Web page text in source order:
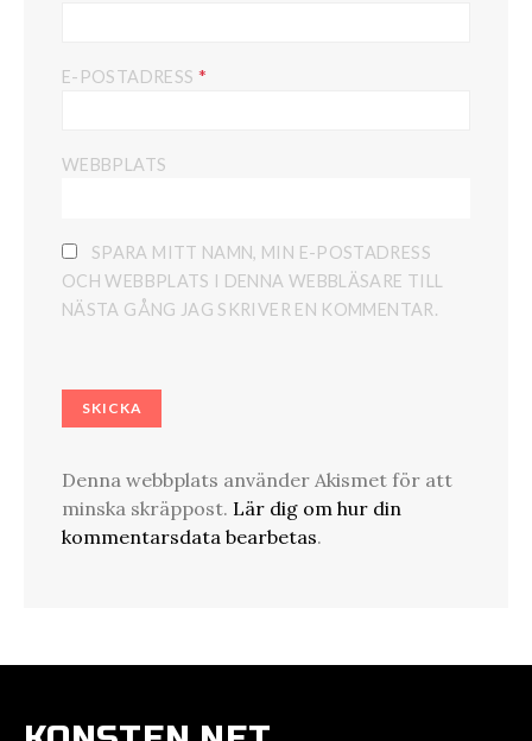
E-POSTADRESS *
WEBBPLATS
SPARA MITT NAMN, MIN E-POSTADRESS
OCH WEBBPLATS I DENNA WEBBLÄSARE TILL
NÄSTA GÅNG JAG SKRIVER EN KOMMENTAR.
Denna webbplats använder Akismet för att
minska skräppost. Lär dig om hur din
kommentarsdata bearbetas.